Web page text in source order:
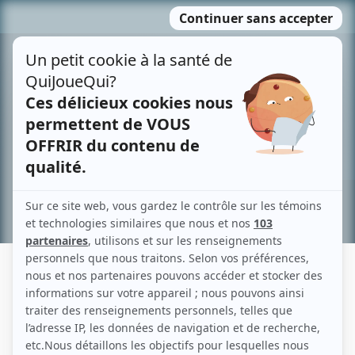
MENU
contenu
Recherche avancée »
JEAN CARETTE
Liens
Fiche de Jean Carette sur Showbizz.net